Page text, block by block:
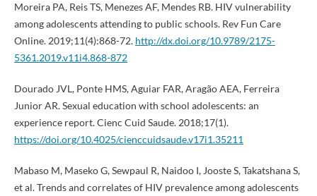
Moreira PA, Reis TS, Menezes AF, Mendes RB. HIV vulnerability
among adolescents attending to public schools. Rev Fun Care
Online. 2019;11(4):868-72. http://dx.doi.org/10.9789/2175-
5361.2019.v11i4.868-872
Dourado JVL, Ponte HMS, Aguiar FAR, Aragão AEA, Ferreira
Junior AR. Sexual education with school adolescents: an
experience report. Cienc Cuid Saude. 2018;17(1).
https://doi.org/10.4025/cienccuidsaude.v17i1.35211
Mabaso M, Maseko G, Sewpaul R, Naidoo I, Jooste S, Takatshana S,
et al. Trends and correlates of HIV prevalence among adolescents